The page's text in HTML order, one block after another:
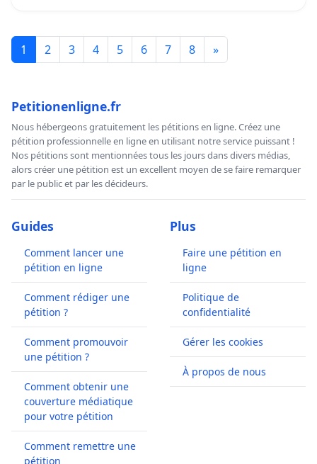
1 2 3 4 5 6 7 8 »
Petitionenligne.fr
Nous hébergeons gratuitement les pétitions en ligne. Créez une
pétition professionnelle en ligne en utilisant notre service puissant !
Nos pétitions sont mentionnées tous les jours dans divers médias,
alors créer une pétition est un excellent moyen de se faire remarquer
par le public et par les décideurs.
Guides
Comment lancer une
pétition en ligne
Comment rédiger une
pétition ?
Comment promouvoir
une pétition ?
Comment obtenir une
couverture médiatique
pour votre pétition
Comment remettre une
pétition
Plus
Faire une pétition en
ligne
Politique de
confidentialité
Gérer les cookies
À propos de nous